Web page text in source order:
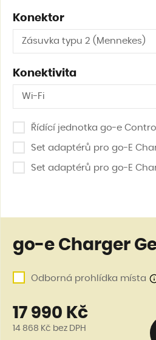
Konektor
Zásuvka typu 2 (Mennekes)
Konektivita
Wi-Fi
Řídící jednotka go-e
Set adaptérů pro go-E
Set adaptérů pro go-E
go-e Charger
Odborná prohlídka místa
17 990 Kč
14 868 Kč bez DPH